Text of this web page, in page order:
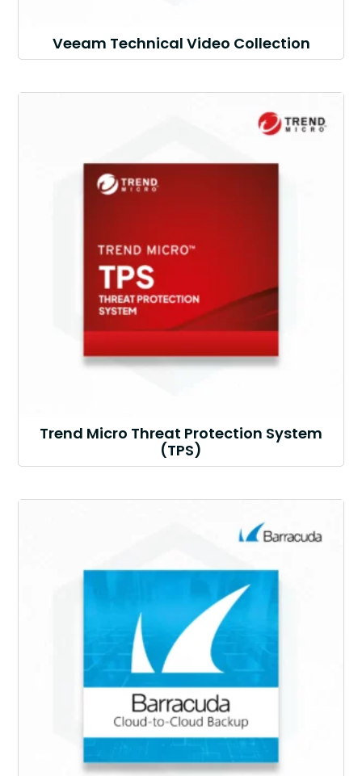
Veeam Technical Video Collection
Trend Micro Threat Protection System
(TPS)